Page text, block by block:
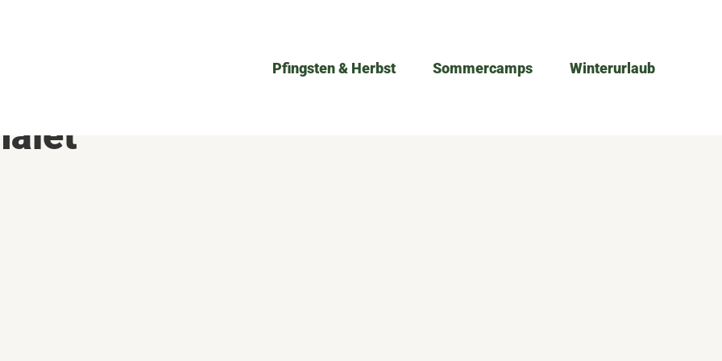
Pfingsten & Herbst Sommercamps Winterurlaub